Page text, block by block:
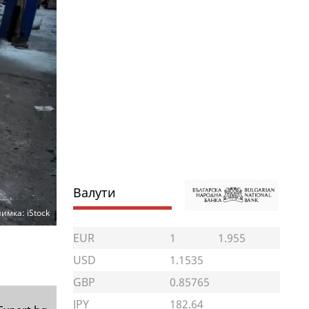
iStock
Валути
EUR 1
1.955
USD
1.1535
GBP
0.85765
JPY
182.64